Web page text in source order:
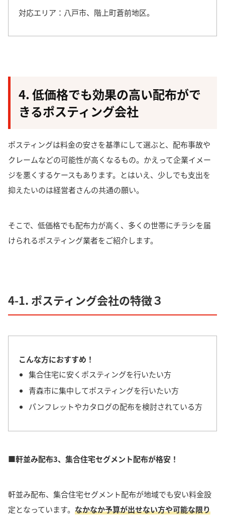
対応エリア：八戸市、階上町蒼前地区。
4. 低価格でも効果の高い配布がで
きるポスティング会社
ポスティングは料金の安さを基準にして選ぶと、配布事故や
クレームなどの可能性が高くなるもの。かえって企業イメー
ジを悪くするケースもあります。
とはいえ、少しでも支出を
抑えたいのは経営者さんの共通の願い。
そこで、 低価格でも配布力が高く、多くの世帯にチラシを届
けられるポスティング業者をご紹介します。
4-1. ポスティング会社の特徴３
こんな方におすすめ！
集合住宅に安くポスティングを行いたい方
青森市に集中してポスティングを行いたい方
パンフレットやカタログの配布を検討されている方
■軒並み配布3、集合住宅セグメント配布が格安！
軒並み配布、 集合住宅セグメント配布が地域でも安い料金設
定となっています。 なかなか予算が出せない方や可能な限り